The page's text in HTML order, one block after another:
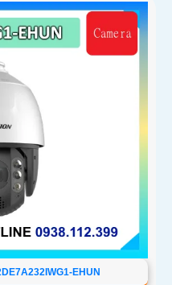
vỏ kim loại, chông sét
EHUN